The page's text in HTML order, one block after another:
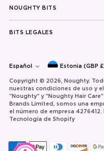
NOUGHTY BITS
BITS LEGALES
idioma
Español moneda Estonia
Copyright © 2026, Noughty.
nuestras condiciones de uso y
"Noughty" y "Noughty Hair
Brands Limited, somos una
el número de empresa 4276412.
Tecnología de Shopify